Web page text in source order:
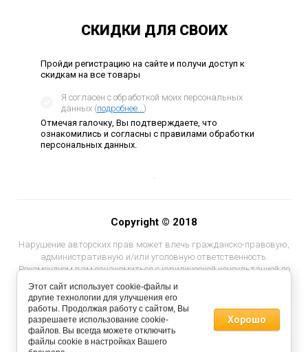
Copyright © 2018
Нарушение авторских прав может влечь гражданско-правовую,
административную и/или уголовную ответственность.
Рекомендуем вам ознакомиться с юридической консультацией по
ответственности за нарушение авторских прав.
СКИДКИ ДЛЯ СВОИХ
Пройди регистрацию на сайте и получи доступ к
скидкам на все товары
Я согласен с обработкой моих персональных
данных (подробнее...)
Отмечая галочку, Вы подтверждаете, что
ознакомились и согласны с правилами обработки
персональных данных.
Этот сайт использует cookie-файлы и
другие технологии для улучшения его
работы. Продолжая работу с сайтом, Вы
разрешаете использование cookie-
файлов. Вы всегда можете отключить
файлы cookie в настройках Вашего
Хорошо